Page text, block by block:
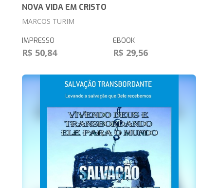
NOVA VIDA EM CRISTO
MARCOS TURIM
IMPRESSO
R$ 50,84
EBOOK
R$ 29,56